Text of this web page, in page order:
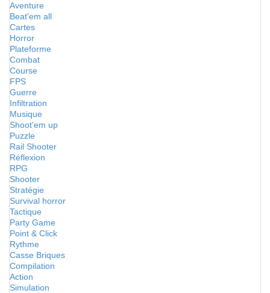
Aventure
Beat'em all
Cartes
Horror
Plateforme
Combat
Course
FPS
Guerre
Infiltration
Musique
Shoot'em up
Puzzle
Rail Shooter
Réflexion
RPG
Shooter
Stratégie
Survival horror
Tactique
Party Game
Point & Click
Rythme
Casse Briques
Compilation
Action
Simulation